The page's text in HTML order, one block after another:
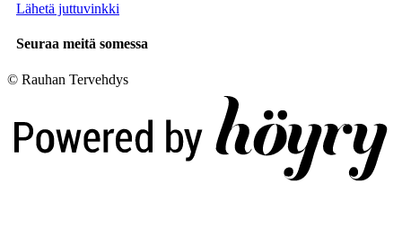
Lähetä juttuvinkki
Seuraa meitä somessa
© Rauhan Tervehdys